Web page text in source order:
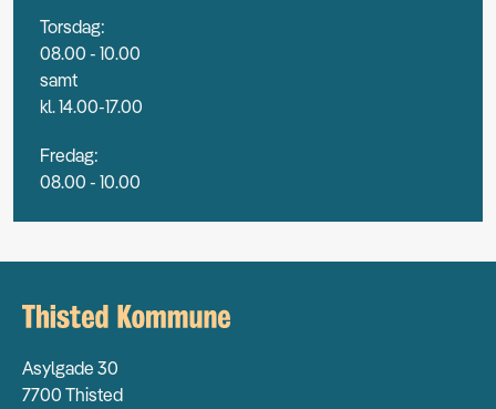
Torsdag:
08.00 - 10.00
samt
kl. 14.00-17.00
Fredag:
08.00 - 10.00
Asylgade 30
7700 Thisted